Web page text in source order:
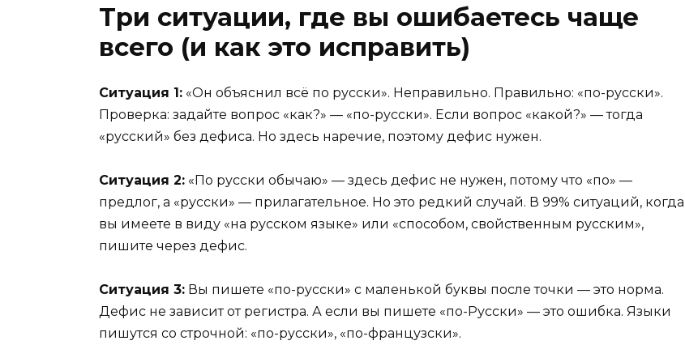
Три ситуации, где вы ошибаетесь чаще
всего (и как это исправить)
Ситуация 1: «Он объяснил всё по русски». Неправильно. Правильно: «по-русски».
Проверка: задайте вопрос «как?» — «по-русски». Если вопрос «какой?» — тогда
«русский» без дефиса. Но здесь наречие, поэтому дефис нужен.
Ситуация 2: «По русски обычаю» — здесь дефис не нужен, потому что «по» —
предлог, а «русски» — прилагательное. Но это редкий случай. В 99% ситуаций, когда
вы имеете в виду «на русском языке» или «способом, свойственным русским»,
пишите через дефис.
Ситуация 3: Вы пишете «по-русски» с маленькой буквы после точки — это норма.
Дефис не зависит от регистра. А если вы пишете «по-Русски» — это ошибка. Языки
пишутся со строчной: «по-русски», «по-французски».